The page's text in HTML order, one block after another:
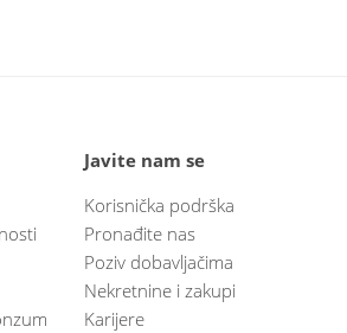
Javite nam se
Korisnička podrška
Pronađite nas
Poziv dobavljačima
Nekretnine i zakupi
Karijere